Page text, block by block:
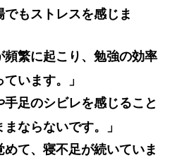
もストレスを感じま
頻繁に起こり、勉強の効率
います。」
手足のシビレを感じること
ならないです。」
めて、寝不足が続いていま